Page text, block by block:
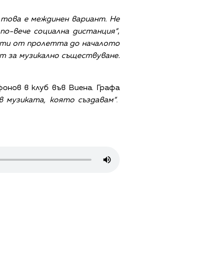
е междинен вариант. Не
вече социална дистанция“,
от пролетта до началото
за музикално съществуване.
в клуб във Виена. Графа
музиката, която създавам“.